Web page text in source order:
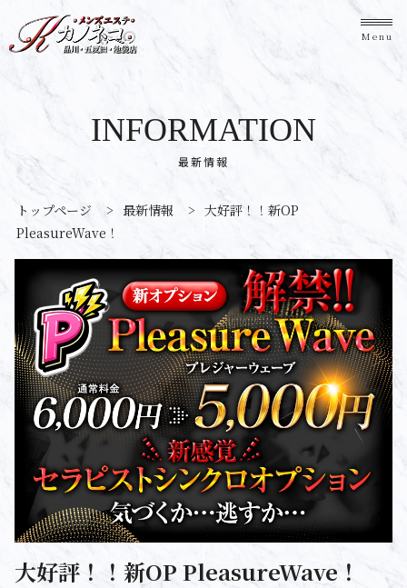
Menu
最新情報
INFORMATION
トップページ > 最新情報 > 大好評！！新OP
PleasureWave！
大好評！！新OP PleasureWave！